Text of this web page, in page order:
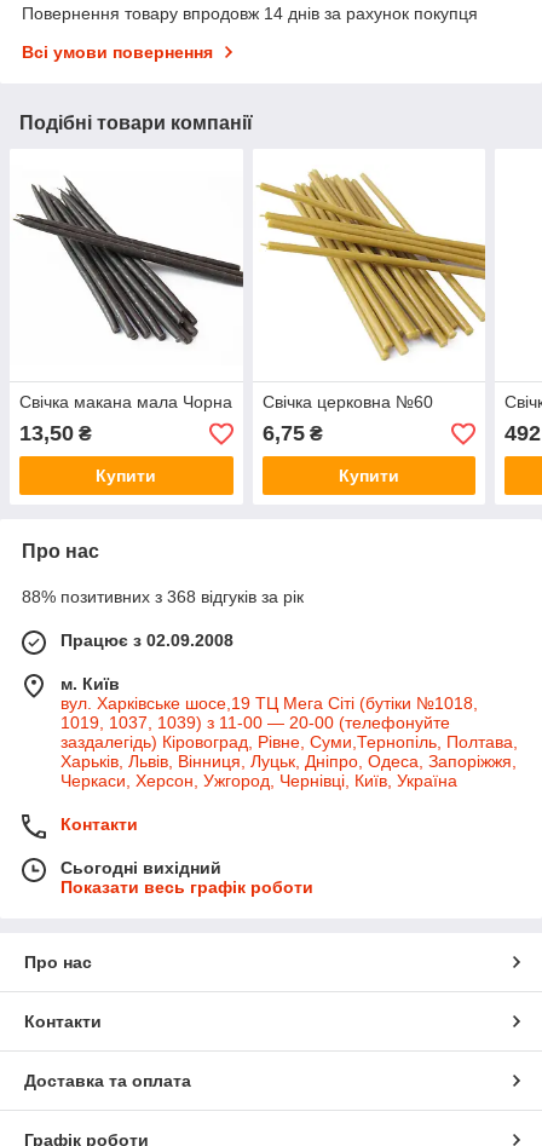
Повернення товару впродовж 14 днів за рахунок покупця
Всі умови повернення
Подібні товари компанії
Свічка макана мала Чорна
13,50 ₴
Купити
Свічка церковна №60
6,75₴
Купити
Про нас
88% позитивних з 368 відгуків за рік
Працює з 02.09.2008
м. Київ
вул. Харківське шосе,19 ТЦ Мега Сіті (бутіки №1018,
1019, 1037, 1039) з 11-00 — 20-00 (телефонуйте
заздалегідь) Кіровоград, Рівне, Суми,Тернопіль, Полтава,
Харьків, Львів, Вінниця, Луцьк, Дніпро, Одеса, Запоріжжя,
Черкаси, Херсон, Ужгород, Чернівці, Київ, Україна
Контакти
Сьогодні вихідний
Показати весь графік роботи
Про нас
Контакти
Доставка та оплата
Графік роботи